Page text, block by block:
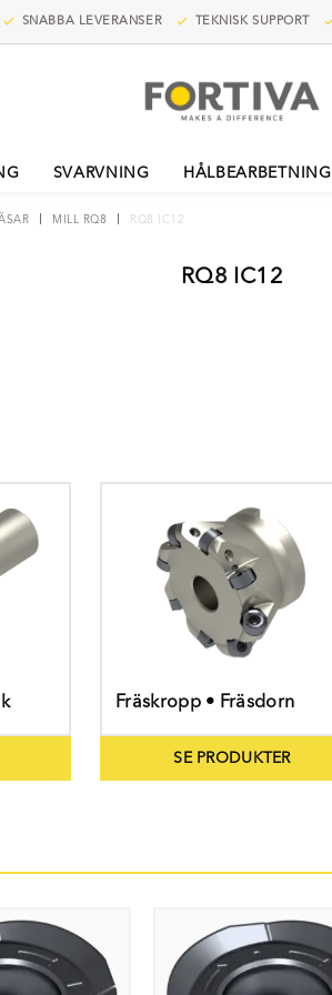
SNABBA LEVERANSER TEKNISK SUPPORT
SVARVNING HÅLBEARBETNING
MILL RQ8 RQ8 IC12
RQ8 IC12
Fräskropp • Fräsdorn
SE PRODUKTER